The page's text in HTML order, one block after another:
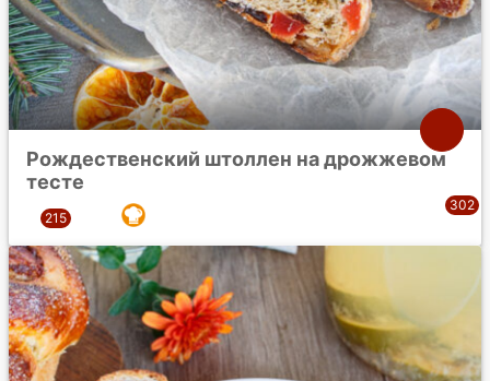
Рождественский штоллен на дрожжевом
тесте